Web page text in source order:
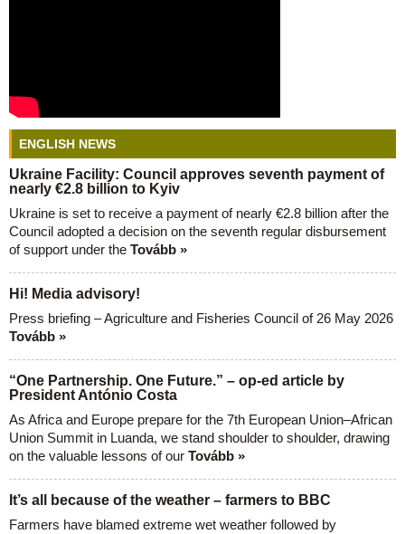
ENGLISH NEWS
Ukraine Facility: Council approves seventh payment of
nearly €2.8 billion to Kyiv
Ukraine is set to receive a payment of nearly €2.8 billion after the
Council adopted a decision on the seventh regular disbursement
of support under the Tovább »
Hi! Media advisory!
Press briefing – Agriculture and Fisheries Council of 26 May 2026
Tovább »
“One Partnership. One Future.” – op-ed article by
President António Costa
As Africa and Europe prepare for the 7th European Union–African
Union Summit in Luanda, we stand shoulder to shoulder, drawing
on the valuable lessons of our Tovább »
It’s all because of the weather – farmers to BBC
Farmers have blamed extreme wet weather followed by